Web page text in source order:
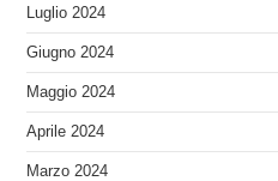
Luglio 2024
Giugno 2024
Maggio 2024
Aprile 2024
Marzo 2024